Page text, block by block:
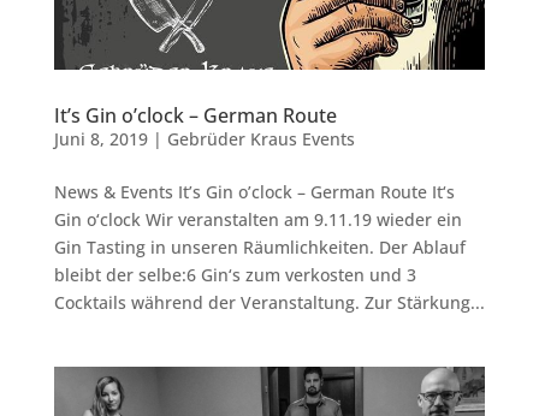
It’s Gin o’clock – German Route
Juni 8, 2019| Gebrüder Kraus Events
News & Events It’s Gin o’clock – German Route It‘s
Gin o‘clock Wir veranstalten am 9.11.19 wieder ein
Gin Tasting in unseren Räumlichkeiten. Der Ablauf
bleibt der selbe:6 Gin‘s zum verkosten und 3
Cocktails während der Veranstaltung. Zur Stärkung...